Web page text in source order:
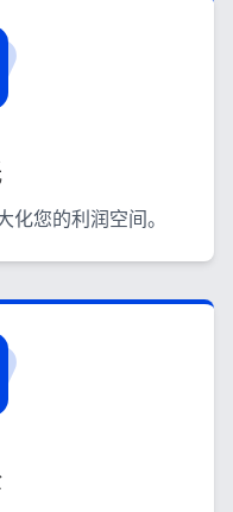
您的利润空间。